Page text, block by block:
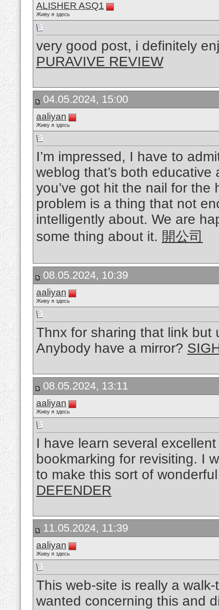
ALISHER ASQ1
Живу я здесь
very good post, i definitely
PURAVIVE REVIEW
04.05.2024, 15:00
aaliyan
Живу я здесь
I’m impressed, I have to
weblog that’s both
you’ve got hit the nail for
problem is a thing that not
intelligently about. We are
some thing about it. 開公司
08.05.2024, 10:39
aaliyan
Живу я здесь
Thnx for sharing that link but
Anybody have a mirror?
08.05.2024, 13:11
aaliyan
Живу я здесь
I have learn several
bookmarking for revisiting. I
to make this sort of
DEFENDER
11.05.2024, 11:39
aaliyan
Живу я здесь
This web-site is really a
wanted concerning this and